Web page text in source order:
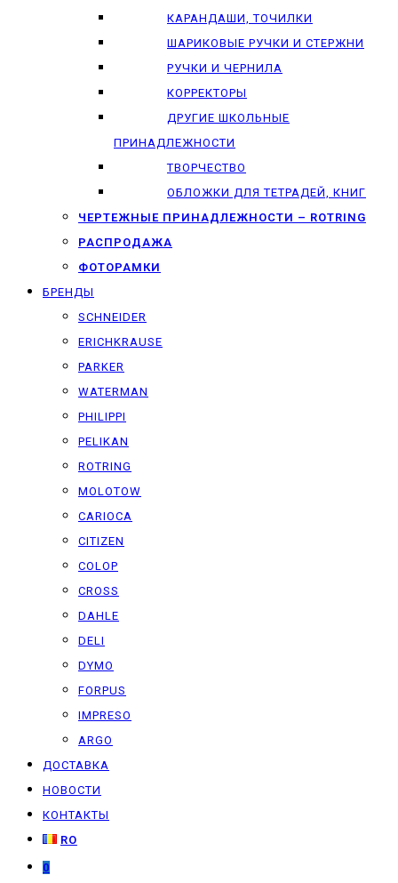
КАРАНДАШИ, ТОЧИЛКИ
ШАРИКОВЫЕ РУЧКИ И СТЕРЖНИ
РУЧКИ И ЧЕРНИЛА
КОРРЕКТОРЫ
ДРУГИЕ ШКОЛЬНЫЕ
ПРИНАДЛЕЖНОСТИ
ТВОРЧЕСТВО
ОБЛОЖКИ ДЛЯ ТЕТРАДЕЙ, КНИГ
ЧЕРТЕЖНЫЕ ПРИНАДЛЕЖНОСТИ – ROTRING
РАСПРОДАЖА
ФОТОРАМКИ
БРЕНДЫ
SCHNEIDER
ERICHKRAUSE
PARKER
WATERMAN
PHILIPPI
PELIKAN
ROTRING
MOLOTOW
CARIOCA
CITIZEN
COLOP
CROSS
DAHLE
DELI
DYMO
FORPUS
IMPRESO
ARGO
ДОСТАВКА
НОВОСТИ
КОНТАКТЫ
RO
0